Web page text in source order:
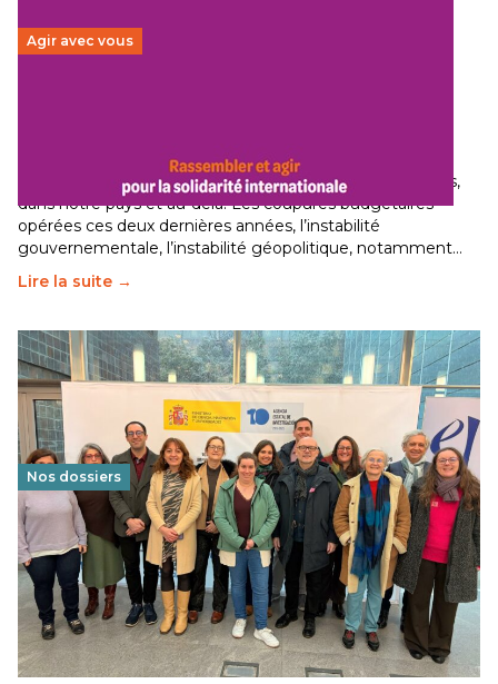
Agir avec vous
Le secteur humanitaire connaît des difficultés profondes,
dans notre pays et au-delà. Les coupures budgétaires
opérées ces deux dernières années, l’instabilité
gouvernementale, l’instabilité géopolitique, notamment…
Lire la suite →
Nos dossiers
Éducation au vivre-ensemble : un échange croisé
franco-espagnol pour changer d’approche
29 juin 2026-National
Cette année, l'UNSA Éducation a mené un projet Erasmus
soutenu par l'union Européenne et centré sur l'éducation
au vivre-ensemble : quelles différences entre la France…